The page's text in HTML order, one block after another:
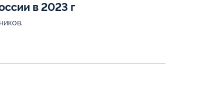
в 2023 г